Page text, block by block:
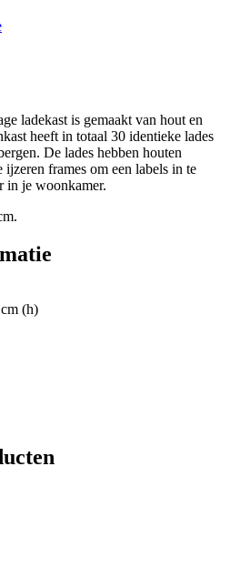
ladekast is gemaakt van hout en
heeft in totaal 30 identieke lades
De lades hebben houten
frames om een labels in te
in je woonkamer.
(h)